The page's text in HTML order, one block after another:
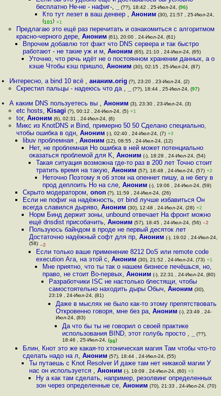
бесплатно Не-не - нафиг-, (??), 18:42 , 25-Июл-24, (96)
Кто тут лезет в ваш денвер , Аноним (30), 21:57 , 25-Июл-24,
(101) +1
Предлагаю это ещё раз перечитать и ознакомиться с алгоритмом
красно-черного дере, Аноним (61), 20:00 , 24-Июл-24, (61)
Впрочем добавлю тот факт что DNS сервера и так быстро
работают - не такие уж и м, Аноним (65), 21:10 , 24-Июл-24, (65)
Уточню, что речь идёт не о постоянном хранении данных, а о
кэше Чтобы кэш пришло,Аноним (30), 02:15 , 25-Июл-24, (87)
Интересно, а bind 10 всё ,ананим.orig (?), 23:20 , 23-Июл-24, (2)
Скрестил пальцы - надеюсь что да , (??), 18:44 , 25-Июл-24, (97)
А каким DNS пользуетесь вы ,Аноним (3), 23:30 , 23-Июл-24, (3)
etc hosts, Kisagi (?), 00:12 , 24-Июл-24, (5) +1
tor, Аноним (6), 02:31 , 24-Июл-24, (6)
Микс из KnotDNS и Bind, примерно 50 50 Сделано специально,
чтобы ошибка в одн, Аноним (-), 02:40 , 24-Июл-24, (7) +3
libuv проблемная , Аноним (12), 08:55 , 24-Июл-24, (12)
Нет, не проблемная Но ошибка в ней может потенциально
оказаться проблемой для K,Аноним (-), 18:28 , 24-Июл-24, (54)
Такая ситуация возможна где-то раз в 200 лет Точно стоит
тратить время на такую, Аноним (57), 18:48 , 24-Июл-24, (57) +2
Неточно Поэтому я об этом на опеннет пишу, а не бегу в
прод деплоить Но на сле, Аноним (-), 19:06 , 24-Июл-24, (59)
Скрыто модератором, onon(?), 11:59 , 24-Июл-24, (26)
Если не пофиг на надёжность, от bind лучше избавиться Он
всегда славился дыряво, Аноним (30), 12:48 , 24-Июл-24, (28) +2
Норм Бинд держит зоны, unbound отвечает На фронт можно
ещё dnsdist присобачить,Аноним (57), 18:45 , 24-Июл-24, (56) –2
Пользуюсь байндом в проде не первый десяток лет
Достаточно надёжный софт для пр,Аноним (-), 19:02 , 24-Июл-24,
(58) –2
Если только ваше применение 8212 DoS или remote code
execution Ага, на этой с, Аноним (30), 21:52 , 24-Июл-24, (73) +1
Мне приятно, что ты так о нашем бизнесе печёшься, но,
право, не стоит Во-первых, Аноним (-), 22:31 , 24-Июл-24, (80)
Разработчики ISC не настолько блестящи, чтобы
самостоятельно находить дыры Обыч,Аноним (30),
23:19 , 24-Июл-24, (81)
Даже в мыслях не было как-то этому препятствовать
Откровенно говоря, мне без ра, Аноним (-), 23:49 , 24-
Июл-24, (83)
Да что бы ты не говорил о своей практике
использования BIND, этот голубь просто , (??),
18:46 , 25-Июл-24, (98)
Блин, Кнот это же какая-то хтоническая магия Там чтобы что-то
сделать надо на л, Аноним (57), 18:44 , 24-Июл-24, (55)
Ты путаешь с Knot Resolver И даже там нет никакой магии У
нас он используется ,Аноним (-), 19:09 , 24-Июл-24, (60) +3
Ну а как там сделать, например, резолвинг определенных
зон через определенные се, Аноним (70), 21:33 , 24-Июл-24, (70)